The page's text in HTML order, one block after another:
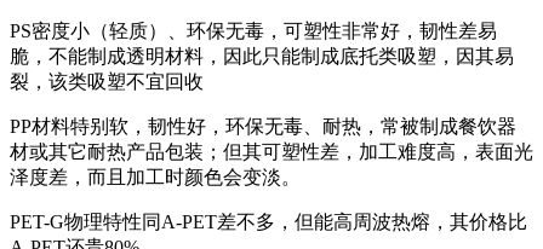
PS密度小（轻质）、环保无毒，可塑性非常好，韧性差易
脆，不能制成透明材料，因此只能制成底托类吸塑，因其易
裂，该类吸塑不宜回收
PP材料特别软，韧性好，环保无毒、耐热，常被制成餐饮器
材或其它耐热产品包装；但其可塑性差，加工难度高，表面光
泽度差，而且加工时颜色会变淡。
PET-G物理特性同A-PET差不多，但能高周波热熔，其价格比